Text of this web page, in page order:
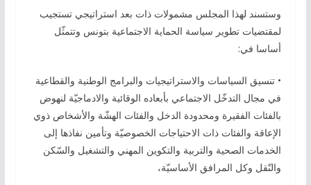
وستسند لهذا المجلس مشمولات ذات بعد استراتيجي تستجيب
لمقتضيات تطوير سياسة الحماية الاجتماعية بتونس وتتمثّل
أساسا في:
• تنسيق السياسات والاستراتيجيات والبرامج الوطنية والقطاعية
في مجال التدخّل الاجتماعي بأبعاده الوقائية والادماجيّة لنهوض
بالفئات الفقيرة ومحدودة الدخل والفئات الهشّة والأشخاص ذوي
الإعاقة والفئات ذات الاحتياجات الخصوصيّة وتأمين نفاذها إلى
الخدمات الصحية والتربية والتكوين المهني والتشغيل والسّكن
والنّقل وكل المرافق الأساسيّة،